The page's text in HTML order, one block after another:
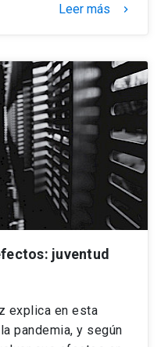
Leer más keyboard_arrow_right
juventud
explica en esta
pandemia, y según